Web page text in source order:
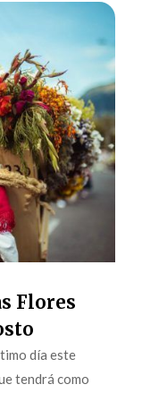
Flores
día este
tendrá como